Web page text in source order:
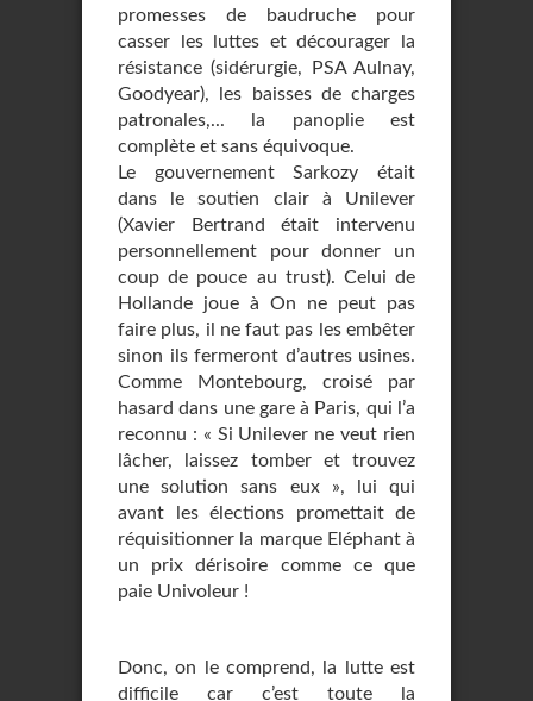
promesses de baudruche pour
casser les luttes et décourager la
résistance (sidérurgie, PSA Aulnay,
Goodyear), les baisses de charges
patronales,... la panoplie est
complète et sans équivoque.
Le gouvernement Sarkozy était
dans le soutien clair à Unilever
(Xavier Bertrand était intervenu
personnellement pour donner un
coup de pouce au trust). Celui de
Hollande joue à On ne peut pas
faire plus, il ne faut pas les embêter
sinon ils fermeront d’autres usines.
Comme Montebourg, croisé par
hasard dans une gare à Paris, qui l’a
reconnu : « Si Unilever ne veut rien
lâcher, laissez tomber et trouvez
une solution sans eux », lui qui
avant les élections promettait de
réquisitionner la marque Eléphant à
un prix dérisoire comme ce que
paie Univoleur !
Donc, on le comprend, la lutte est
difficile car c’est toute la